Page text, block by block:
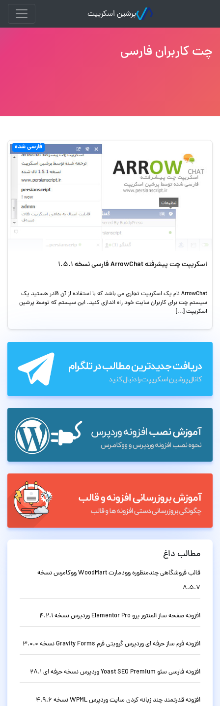
پرشین اسکریپت
چت کاربران فارسی
فارسی شده
اسکریپت چت پیشرفته ArrowChat فارسی نسخه 1.5.1
ArrowChat نام یک اسکریپت تجاری می باشد که با استفاده از آن قادر هستید یک
سیستم چت برای کاربران سایت خود راه اندازی کنید. این سیستم که توسط پرشین
اسکریپت […]
مطالب داغ
قالب فروشگاهی چندمنظوره وودمارت WoodMart ووکامرس نسخه
8.5.7
افزونه صفحه ساز المنتور پرو Elementor Pro وردپرس نسخه 4.2.1
افزونه فرم ساز حرفه ای وردپرس گرویتی فرم Gravity Forms نسخه 3.0.0
افزونه فارسی سئو Yoast SEO Premium وردپرس نسخه حرفه ای 28.1
افزونه قدرتمند چند زبانه کردن سایت وردپرس WPML نسخه 4.9.6